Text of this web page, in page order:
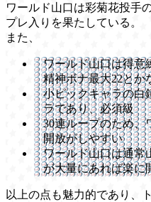
ワールド山口は彩菊花投手
プレ入りを果たしている。
また、
ワールド山口は得意
精神ボナ最大22とか
小ピックキャラの白
ラであり、必須級
30連ループのため、
開放がしやすい
ワールド山口は通常
が大量にあれば楽に
以上の点も魅力的であり、